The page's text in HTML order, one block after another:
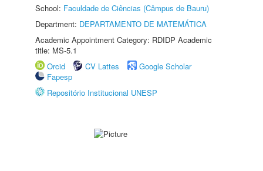
School: Faculdade de Ciências (Câmpus de Bauru)
Department: DEPARTAMENTO DE MATEMÁTICA
Academic Appointment Category: RDIDP Academic
title: MS-5.1
Orcid
CV Lattes
Google Scholar
Fapesp
Repositório Institucional UNESP